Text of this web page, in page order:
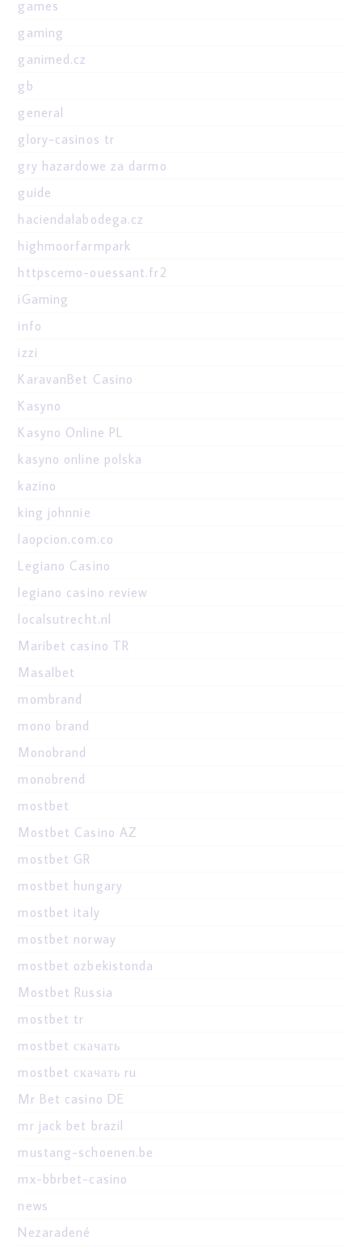
games
gaming
ganimed.cz
gb
general
glory-casinos tr
gry hazardowe za darmo
guide
haciendalabodega.cz
highmoorfarmpark
httpscemo-ouessant.fr2
iGaming
info
izzi
KaravanBet Casino
Kasyno
Kasyno Online PL
kasyno online polska
kazino
king johnnie
laopcion.com.co
Legiano Casino
legiano casino review
localsutrecht.nl
Maribet casino TR
Masalbet
mombrand
mono brand
Monobrand
monobrend
mostbet
Mostbet Casino AZ
mostbet GR
mostbet hungary
mostbet italy
mostbet norway
mostbet ozbekistonda
Mostbet Russia
mostbet tr
mostbet скачать
mostbet скачать ru
Mr Bet casino DE
mr jack bet brazil
mustang-schoenen.be
mx-bbrbet-casino
news
Nezaradené